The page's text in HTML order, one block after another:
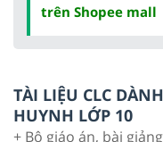
trên Shopee mall
TÀI LIỆU CLC
HUYNH LỚP 10
+ Bộ giáo án, bài